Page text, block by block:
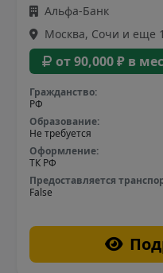
Альфа-Банк
Москва, Сочи и еще
от 90,000 ₽ в
Гражданство:
РФ
Образование:
Не требуется
Оформление:
ТК РФ
Предоставляется
False